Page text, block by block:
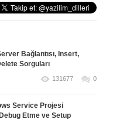
Bağlantısı, Insert,
Sorguları
131677 0
Service Projesi
Etme ve Setup